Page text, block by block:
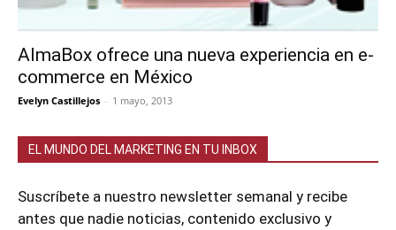
AlmaBox ofrece una nueva experiencia en e-
commerce en México
Evelyn Castillejos - 1 mayo, 2013
EL MUNDO DEL MARKETING EN TU INBOX
Suscríbete a nuestro newsletter semanal y recibe
antes que nadie noticias, contenido exclusivo y